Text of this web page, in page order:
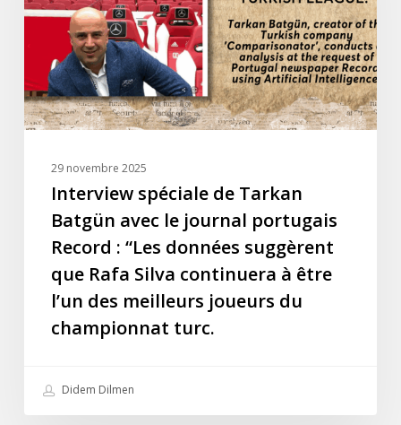
avec
journal
portugais
Record
continuera
des
meilleurs
29 novembre 2025
Interview spéciale de Tarkan
Batgün avec le journal portugais
Record : “Les données suggèrent
que Rafa Silva continuera à être
l’un des meilleurs joueurs du
championnat turc.
Didem Dilmen